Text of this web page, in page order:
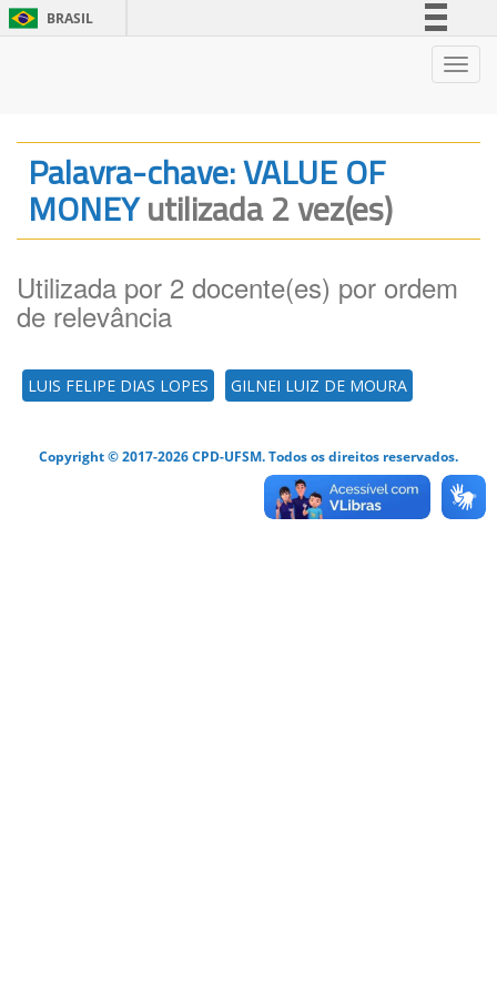
BRASIL
Legislação
Canais
Palavra-chave: VALUE OF
MONEYutilizada 2 vez(es)
Utilizada por 2 docente(es) por ordem
de relevância
LUIS FELIPE DIAS LOPES GILNEI LUIZ DE MOURA
Copyright © 2017-2026 CPD-UFSM. Todos os direitos reservados.